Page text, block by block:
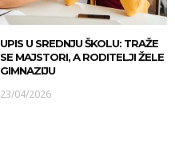
UPIS U SREDNJU ŠKOLU: TRAŽE
SE MAJSTORI, A RODITELJI ŽELE
GIMNAZIJU
23/04/2026